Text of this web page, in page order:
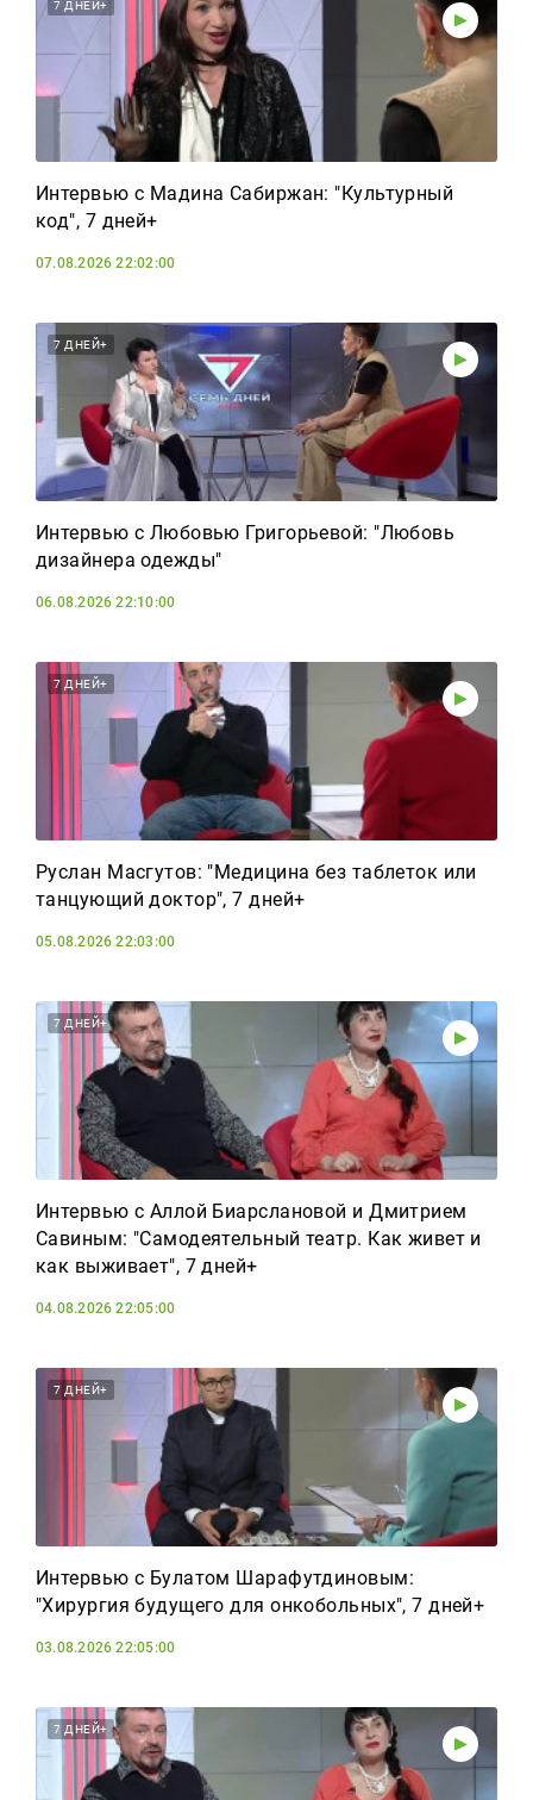
Реклама
Для связи
+7 (843) 570−50−00
reception@tnvtv.ru
7 ДНЕЙ+
Интервью с Мадина Сабиржан: "Культурный
код", 7 дней+
07.08.2026 22:02:00
7 ДНЕЙ+
Интервью с Любовью Григорьевой: "Любовь
дизайнера одежды"
06.08.2026 22:10:00
7 ДНЕЙ+
Руслан Масгутов: "Медицина без таблеток или
танцующий доктор", 7 дней+
05.08.2026 22:03:00
7 ДНЕЙ+
Интервью с Аллой Биарслановой и Дмитрием
Савиным: "Самодеятельный театр. Как живет и
как выживает", 7 дней+
04.08.2026 22:05:00
7 ДНЕЙ+
Интервью с Булатом Шарафутдиновым:
"Хирургия будущего для онкобольных", 7 дней+
03.08.2026 22:05:00
7 ДНЕЙ+